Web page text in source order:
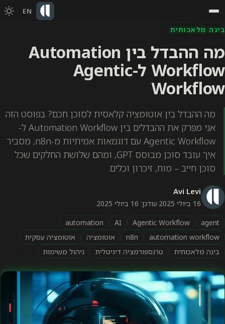
EN
בינה מלאכותית
מה ההבדל בין Automation
Workflow ל-Agentic
Workflow
מה ההבדל בין אוטומציה קלאסית לסוכן חכם? בפוסט הזה
אני מפרק את ההבדלים בין Automation Workflow ל-
Agentic Workflow עם דוגמאות אמיתיות מ-n8n, מסביר
איך עובד סוכן מבוסס GPT, ומהם שלושת החלקים שכל
סוכן חייב – מוח, זיכרון וכלים.
Avi Levi
16 ביולי 2025 ·עודכן: 16 ביולי 2025
agent
Agentic Workflow
AI
automation
automation workflow
n8n אוטומציה
אוטומציה עסקית
בינה מלאכותית
טרנספורמציה דיגיטלית ניהול משימות